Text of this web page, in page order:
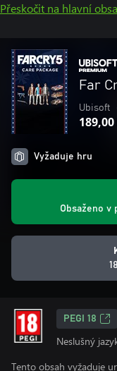
Přeskočit na hlavní
Far
Ubisoft
189,00
Vyžaduje hru
Obsaženo v
PEGI 18
Neslušný
Tento obsah vyžaduje